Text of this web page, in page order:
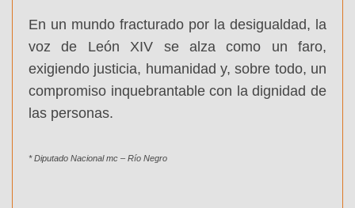
En un mundo fracturado por la desigualdad, la
voz de León XIV se alza como un faro,
exigiendo justicia, humanidad y, sobre todo, un
compromiso inquebrantable con la dignidad de
las personas.
* Diputado Nacional mc – Río Negro